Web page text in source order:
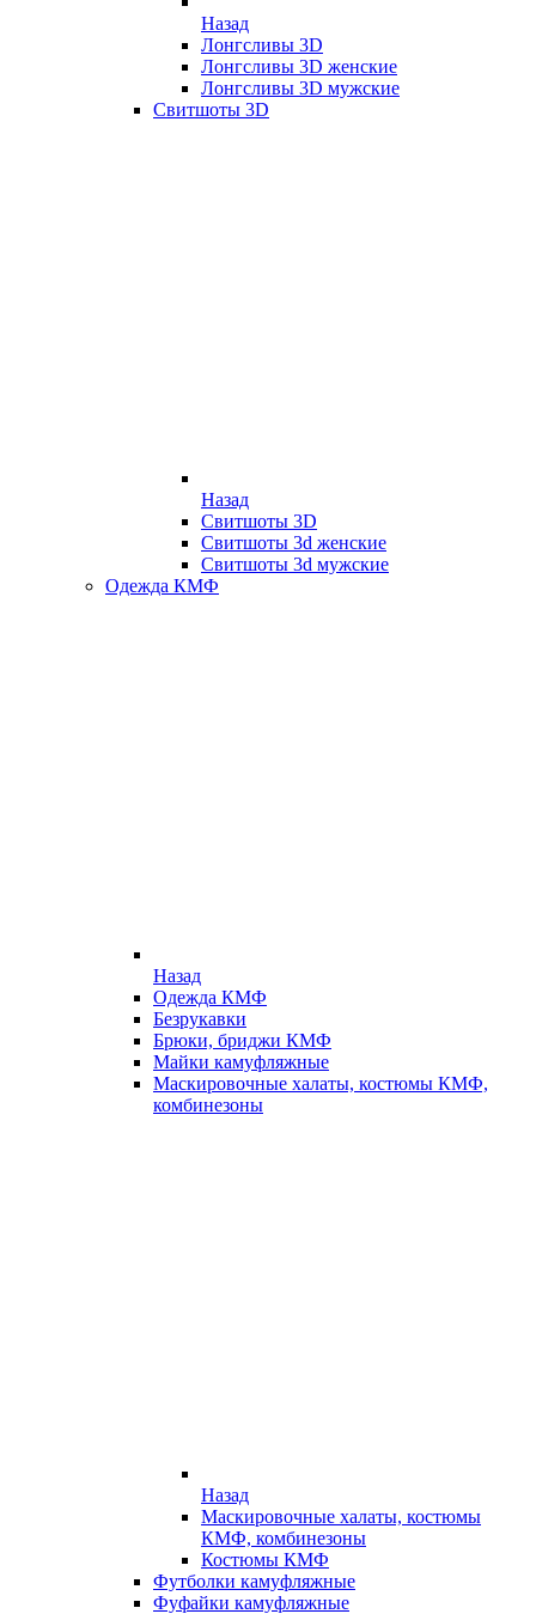
Назад
Лонгсливы 3D
Лонгсливы 3D женские
Лонгсливы 3D мужские
Свитшоты 3D
Назад
Свитшоты 3D
Свитшоты 3d женские
Свитшоты 3d мужские
Одежда КМФ
Назад
Одежда КМФ
Безрукавки
Брюки, бриджи КМФ
Майки камуфляжные
Маскировочные халаты, костюмы КМФ,
комбинезоны
Назад
Маскировочные халаты, костюмы
КМФ, комбинезоны
Костюмы КМФ
Футболки камуфляжные
Фуфайки камуфляжные